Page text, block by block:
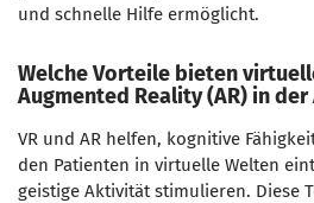
und schnelle Hilfe ermöglicht.
Welche Vorteile bieten
Augmented Reality (AR) in
VR und AR helfen, kognitive
den Patienten in virtuelle Welten
geistige Aktivität stimulieren. Diese